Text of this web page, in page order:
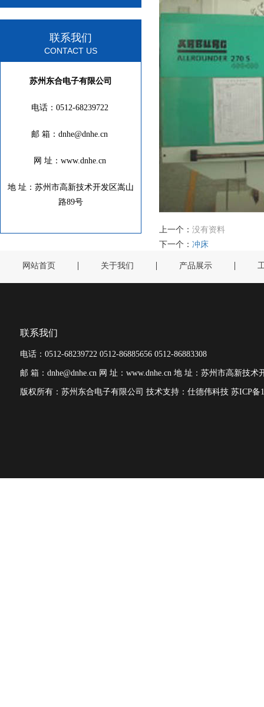
联系我们
CONTACT US
苏州东合电子有限公司
电话：0512-68239722
邮 箱：dnhe@dnhe.cn
网 址：www.dnhe.cn
地 址：苏州市高新技术开发区嵩山
路89号
上一个： 没有资料
下一个： 冲床
网站首页 关于我们 产品展示
联系我们
电话：0512-68239722 0512-86885656 0512-86883308
邮 箱：dnhe@dnhe.cn 网 址：www.dnhe.cn 地 址：苏州市高新技术
版权所有：苏州东合电子有限公司 技术支持：仕德伟科技 苏ICP备